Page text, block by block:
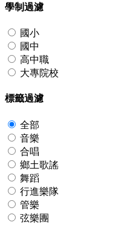
學制過濾
國小
國中
高中職
大專院校
標籤過濾
全部
音樂
合唱
鄉土歌謠
舞蹈
行進樂隊
管樂
弦樂團